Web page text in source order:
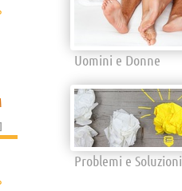
]
Uomini e Donne
Problemi e Soluzioni